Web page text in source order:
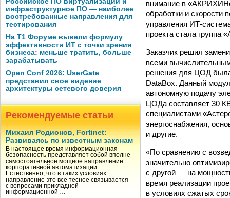
инфраструктурное ПО — наиболее
востребованные направления для
тестирования
На Т1 Форуме вывели формулу
эффективности ИТ с точки зрения
бизнеса: меньше тратить, больше
зарабатывать
Open Conf 2026: UserGate
представил свое видение
архитектуры сетевого доверия
Рекомендуемые статьи
Михаил Родионов, Fortinet:
Развиваясь по известным законам
В настоящее время информационная
безопасность представляет собой вполне
самостоятельное мощное направление
корпоративной автоматизации.
Естественно, что в таких условиях
направление это все теснее связывается
с вопросами прикладной
информационной …
внимание в
обработки и скорости
управления ИТ-
проекта стала
Заказчик решил
всеми
решения для ЦОД была
DataBox. Данный
автономную подачу
ЦОДа составляет 30
специалистами
энергоснабжения,
и другие.
«По сравнению с
значительно
с другой — на
время реализации
в условиях сжатых